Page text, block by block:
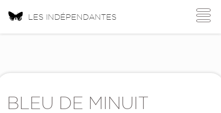
Toggle
LES INDÉPENDANTES
BLEU DE MINUIT